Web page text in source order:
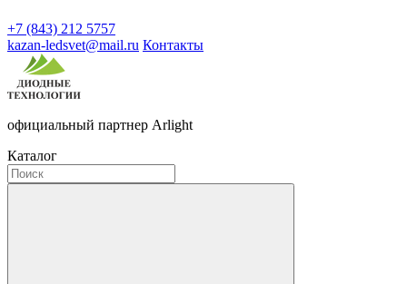
+7 (843) 212 5757
kazan-ledsvet@mail.ru Контакты
официальный партнер Arlight
Каталог